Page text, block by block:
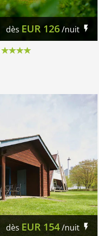
dès EUR 126/nuit
dèsEUR 154/nuit